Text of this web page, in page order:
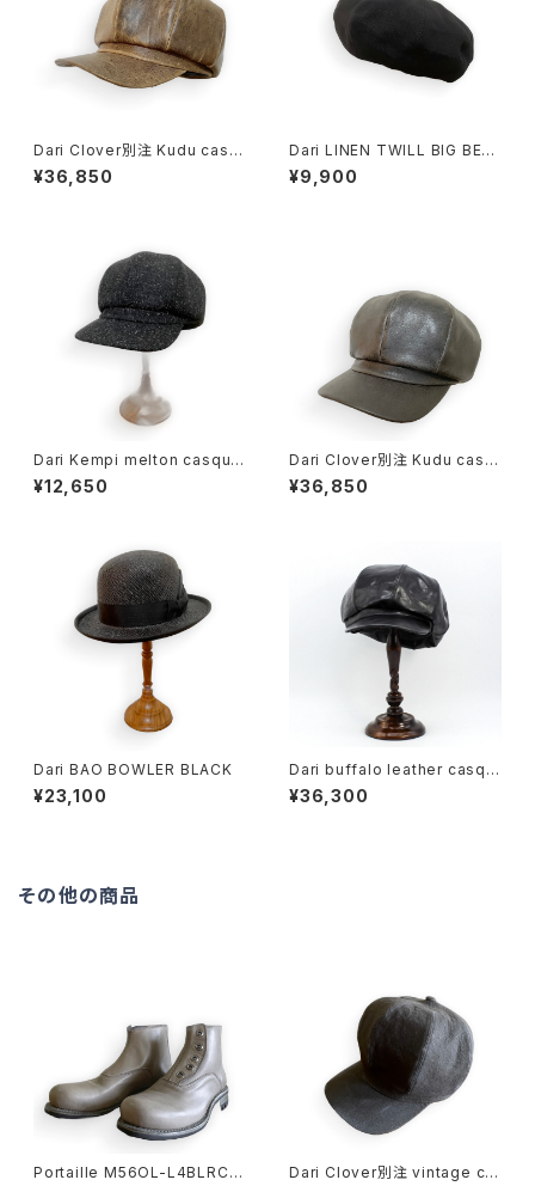
Dari Clover別注 Kudu casq
uette BROWN
¥36,850
Dari LINEN TWILL BIG BERE
T BLACK
¥9,900
Dari Kempi melton casque
tte BLACK
¥12,650
Dari Clover別注 Kudu casq
uette BLACK
¥36,850
Dari BAO BOWLER BLACK
¥23,100
Dari buffalo leather casqu
ette BLACK
¥36,300
その他の商品
Portaille M56OL-L4BLRCO
Dari Clover別注 vintage ca